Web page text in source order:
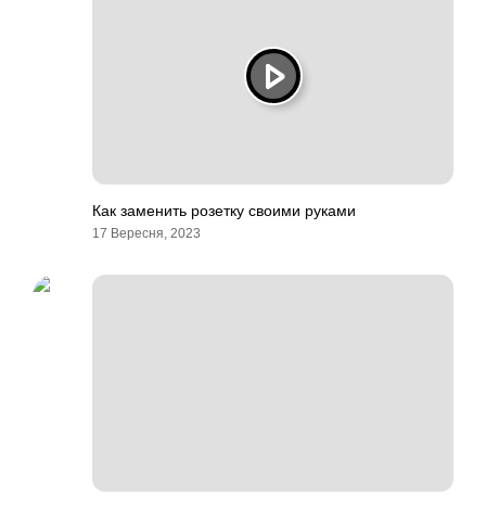
Как заменить розетку своими руками
17 Вересня, 2023